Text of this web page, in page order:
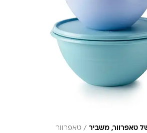
טאפרוור, משביר / טאפרוור